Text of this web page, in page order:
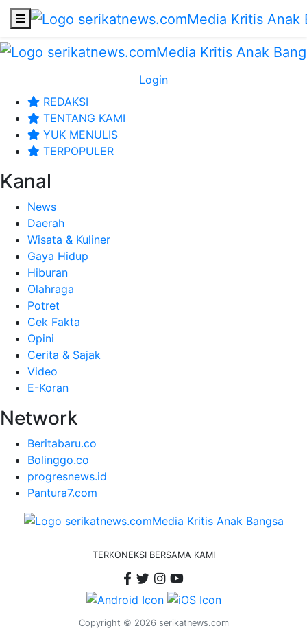
Login
REDAKSI
TENTANG KAMI
YUK MENULIS
TERPOPULER
Kanal
News
Daerah
Wisata & Kuliner
Gaya Hidup
Hiburan
Olahraga
Potret
Cek Fakta
Opini
Cerita & Sajak
Video
E-Koran
Network
Beritabaru.co
Bolinggo.co
progresnews.id
Pantura7.com
TERKONEKSI BERSAMA KAMI
Copyright © 2026 serikatnews.com